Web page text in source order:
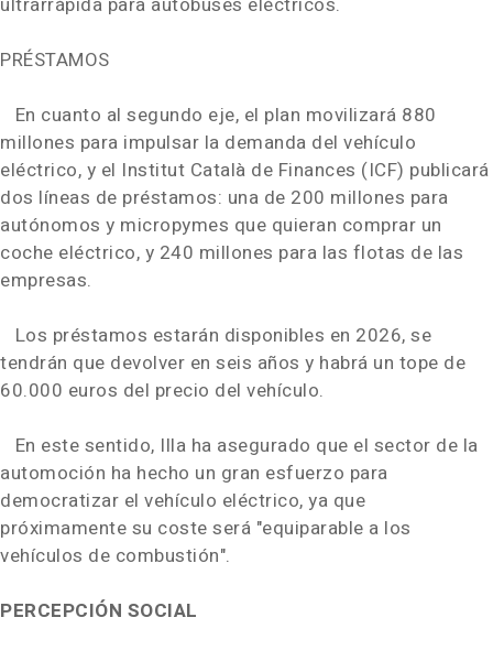
PRÉSTAMOS
En cuanto al segundo eje, el plan movilizará 880
millones para impulsar la demanda del vehículo
eléctrico, y el Institut Català de Finances (ICF) publicará
dos líneas de préstamos: una de 200 millones para
autónomos y micropymes que quieran comprar un
coche eléctrico, y 240 millones para las flotas de las
empresas.
Los préstamos estarán disponibles en 2026, se
tendrán que devolver en seis años y habrá un tope de
60.000 euros del precio del vehículo.
En este sentido, Illa ha asegurado que el sector de la
automoción ha hecho un gran esfuerzo para
democratizar el vehículo eléctrico, ya que
próximamente su coste será "equiparable a los
vehículos de combustión".
PERCEPCIÓN SOCIAL